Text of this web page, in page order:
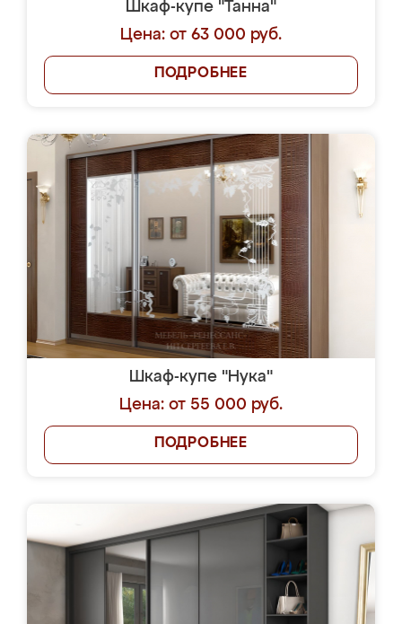
Шкаф-купе "Танна"
Цена: от 63 000 руб.
ПОДРОБНЕЕ
Шкаф-купе "Нука"
Цена: от 55 000 руб.
ПОДРОБНЕЕ